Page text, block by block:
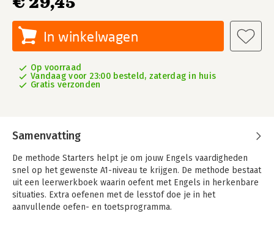
In winkelwagen
Op voorraad
Vandaag voor 23:00 besteld, zaterdag in huis
Gratis verzonden
Samenvatting
De methode Starters helpt je om jouw Engels vaardigheden
snel op het gewenste A1-niveau te krijgen. De methode bestaat
uit een leerwerkboek waarin oefent met Engels in herkenbare
situaties. Extra oefenen met de lesstof doe je in het
aanvullende oefen- en toetsprogramma.